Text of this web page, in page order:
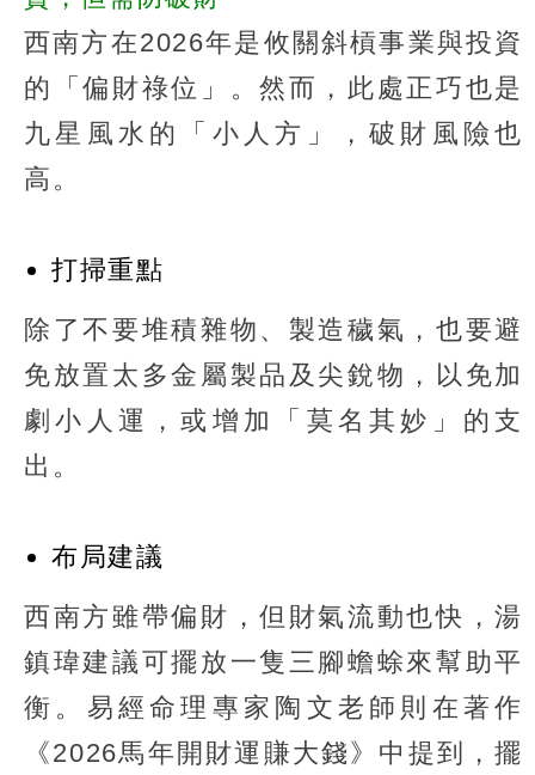
西南方在2026年是攸關斜槓事業與投資
的「偏財祿位」。然而，此處正巧也是
九星風水的「小人方」，破財風險也
高。
打掃重點
除了不要堆積雜物、製造穢氣，也要避
免放置太多金屬製品及尖銳物，以免加
劇小人運，或增加「莫名其妙」的支
出。
布局建議
西南方雖帶偏財，但財氣流動也快，湯
鎮瑋建議可擺放一隻三腳蟾蜍來幫助平
衡。易經命理專家陶文老師則在著作
《2026馬年開財運賺大錢》中提到，擺